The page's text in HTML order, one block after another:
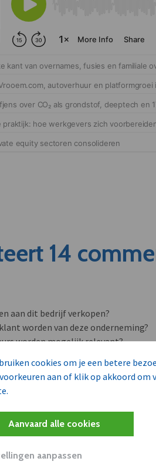
cookies om je een betere
aan of klik op akkoord om
Aanvaard alle cookies
aanpassen
14
aan dit bedrijf verkopen?
worden van deze onderneming?
worden mogelijk relevant?